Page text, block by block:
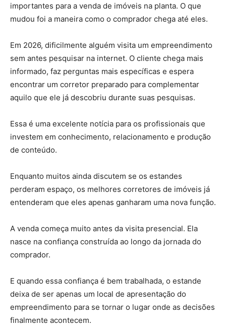
importantes para a venda de imóveis na planta. O que
mudou foi a maneira como o comprador chega até eles.
Em 2026, dificilmente alguém visita um empreendimento
sem antes pesquisar na internet. O cliente chega mais
informado, faz perguntas mais específicas e espera
encontrar um corretor preparado para complementar
aquilo que ele já descobriu durante suas pesquisas.
Essa é uma excelente notícia para os profissionais que
investem em conhecimento, relacionamento e produção
de conteúdo.
Enquanto muitos ainda discutem se os estandes
perderam espaço, os melhores corretores de imóveis já
entenderam que eles apenas ganharam uma nova função.
A venda começa muito antes da visita presencial. Ela
nasce na confiança construída ao longo da jornada do
comprador.
E quando essa confiança é bem trabalhada, o estande
deixa de ser apenas um local de apresentação do
empreendimento para se tornar o lugar onde as decisões
finalmente acontecem.